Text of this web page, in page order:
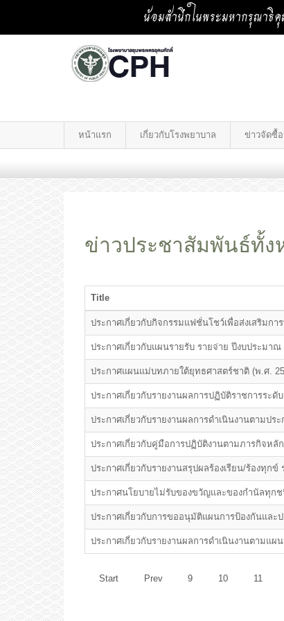
น้อมสำนึกในพระมหากรุณาธิ
หน้าแรก เกี่ยวกับโรงพยาบาล ข่าวจัดซื้อ
ข่าวประชาสัมพันธ์ทั้ง
Title
ประกาศเกี่ยวกับกิจกรรมแฟชั่นโชว์เพื่อส่งเสริมก
ประกาศเกี่ยวกับแผนรายรับ รายจ่าย ปีงบประม
ประกาศแผนแม่บทภายใต้ยุทธศาสตร์ชาติ (พ.ศ.
ประกาศเกี่ยวกับรายงานผลการปฏิบัติราชการร
ประกาศเกี่ยวกับรายงานผลการดำเนินงานตามป
ประกาศเกี่ยวกับคู่มือการปฏิบัติงานตามภารกิจห
ประกาศเกี่ยวกับรายงานสรุปผลร้องเรียน/ร้องทุกข์
ประกาศนโยบายไม่รับของขวัญและของกำนัลทุก
ประกาศเกี่ยวกับการขออนุมัติแผนการป้องกันแล
ประกาศเกี่ยวกับรายงานผลการดำเนินงานตามแ
Start Prev 9 10 11